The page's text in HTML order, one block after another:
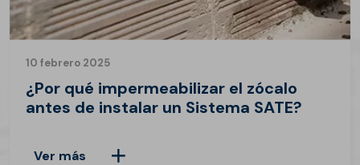
10 febrero 2025
¿Por qué impermeabilizar el zócalo
antes de instalar un Sistema SATE?
Ver más